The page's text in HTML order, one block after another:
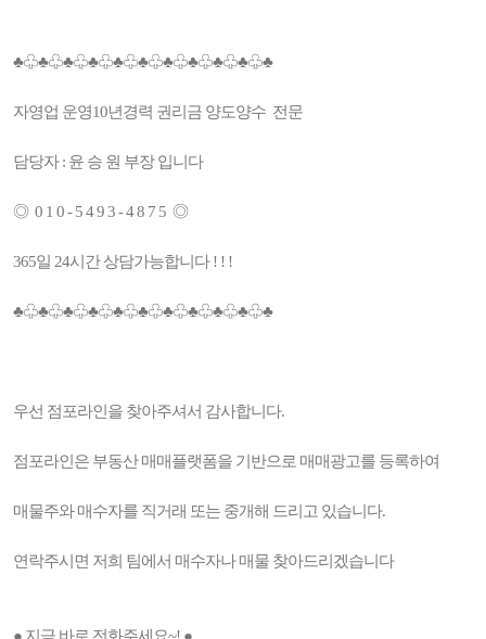
♣♧♣♧♣♧♣♧♣♧♣♧♣♧♣♧♣♧♣♧♣
자영업 운영10년경력 권리금 양도양수 전문
담당자 : 윤 승 원 부장 입니다
◎ 0 1 0 - 5 4 9 3 - 4 8 7 5 ◎
365일 24시간 상담가능합니다 ! ! !
♣♧♣♧♣♧♣♧♣♧♣♧♣♧♣♧♣♧♣♧♣
우선 점포라인을 찾아주셔서 감사합니다.
점포라인은 부동산 매매플랫폼을 기반으로 매매광고를 등록하여
매물주와 매수자를 직거래 또는 중개해 드리고 있습니다.
연락주시면 저희 팀에서 매수자나 매물 찾아드리겠습니다